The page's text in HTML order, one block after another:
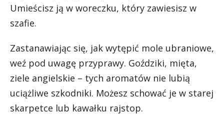
Umieścisz ją w woreczku, który zawiesisz w
szafie.
Zastanawiając się, jak wytępić mole ubraniowe,
weź pod uwagę przyprawy. Goździki, mięta,
ziele angielskie – tych aromatów nie lubią
uciążliwe szkodniki. Możesz schować je w starej
skarpetce lub kawałku rajstop.